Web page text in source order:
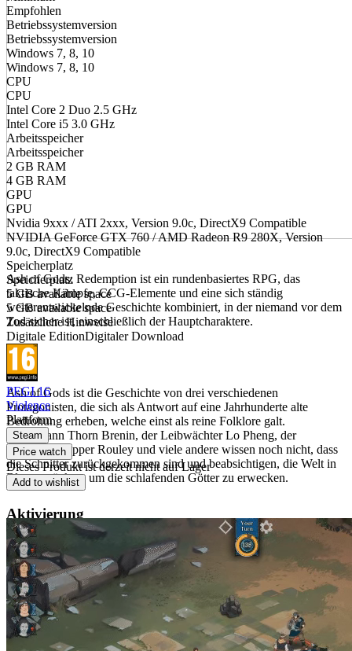
Ash of Gods: Redemption ist ein rundenbasiertes RPG, das
taktische Kämpfe, CCG-Elemente und eine sich ständig
weiterentwickelnde Geschichte kombiniert, in der niemand vor dem
Tod sicher ist, einschließlich der Hauptcharaktere.
GAMEPLAY
Ash of Gods ist die Geschichte von drei verschiedenen
Protagonisten, die sich als Antwort auf eine Jahrhunderte alte
Bedrohung erheben, welche einst als reine Folklore galt.
Hauptmann Thorn Brenin, der Leibwächter Lo Pheng, der
Schreiber Hopper Rouley und viele andere wissen noch nicht, dass
die Schnitter zurückgekommen sind und beabsichtigen, die Welt in
Blut zu tränken, um die schlafenden Götter zu erwecken.
Empfohlen
Betriebssystemversion
Betriebssystemversion
Windows 7, 8, 10
Windows 7, 8, 10
CPU
CPU
Intel Core 2 Duo 2.5 GHz
Intel Core i5 3.0 GHz
Arbeitsspeicher
Arbeitsspeicher
2 GB RAM
4 GB RAM
GPU
GPU
Nvidia 9xxx / ATI 2xxx, Version 9.0c, DirectX9 Compatible
NVIDIA GeForce GTX 760 / AMD Radeon R9 280X, Version
9.0c, DirectX9 Compatible
Speicherplatz
Speicherplatz
5 GB available space
5 GB available space
Zusätzliche Hinweise
Digitale EditionDigitaler Download
PEGI 16
Violence
Plattform
Steam
Price watch
Dieses Produkt ist derzeit nicht auf Lager
Add to wishlist
Aktivierung
detail.Checking region availability
Diese Edition wird zur Aktivierung in ausgewählten Ländern
vertrieben.
Länderliste wird geladen...
Sofortige digitale Lieferung
Schneller Kundensupport
Sicherer Checkout
Powered by